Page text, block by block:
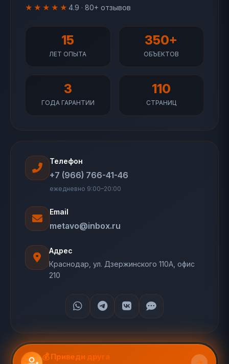
★★★★★ 4.9 · 80+ отзывов
15
ЛЕТ ОПЫТА
350+
ОБЪЕКТОВ
3
ГОДА ГАРАНТИИ
110
СТРАНИЦ
Телефон
+7 (966) 766-41-46
ежедневно 9:00–20:00
Email
metavo@inbox.ru
Адрес
Краснодар, ул. Дзержинского 110А, офис
210
💰 Приведи друга